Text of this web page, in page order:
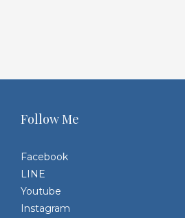
Follow Me
Facebook
LINE
Youtube
Instagram